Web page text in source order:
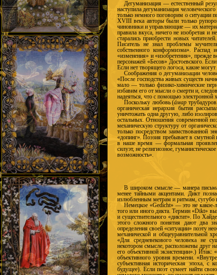
Дегуманизация — естественный
наступила дегуманизация
только немного поговорим о ситуации
XVIII века авторы были только
чиновники и управляющие — их
правила вкуса, ничего не изобретая и
старались приобрести новых
Писатель не знал проблемы
собственного конформизма». Распад
«изменения» и «изобретения», преж­де
персонажей «Бесов» Достоевского.
Если нет творящего логоса, какие
Соображения о дегуманизации
«После господства живых существ
мало — только физико-химические
избавим его от мысли о смерти и,
надеяться, что с помощью электронной
Поскольку любовь (áмар
органическая иерархия бытия
уничтожать одна другую, либо
остальных. Отношения современной
механическую структуру от
только посредством заимствованной
«допинг». Поэзия пребывает в смутной
в наше время — формальная
силуэт, не религиозное,
возможность».
В широком смысле — манера
менее тайными акцентами. Дикт
излюбленным метрам и ритмам, сугубо
Немецкое «Gedicht» — это не какое-
того или иного дикта. Термин «Dikt»
и существительного «диктат». По
этого сложного понятия дают два
определения своей «ситуации» поэту
механической и общеуравнительной
«Для средневекового человека не
некотором смысле, расположены друг
его объективной экзистенции».) Итак:
объективного уровня времени.
субъективная историческая эпоха, с
будущее). Если поэт сумеет найти